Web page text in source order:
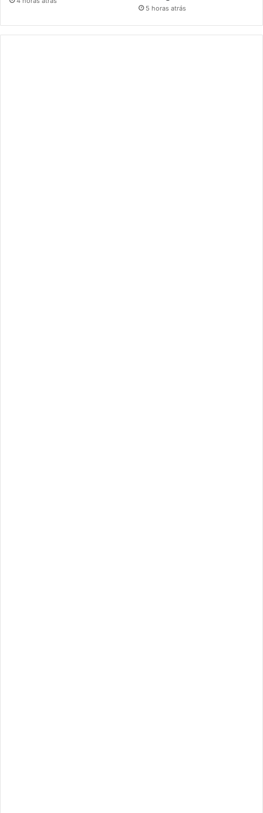
5 horas atrás